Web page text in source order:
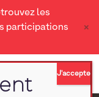
les
participations
×